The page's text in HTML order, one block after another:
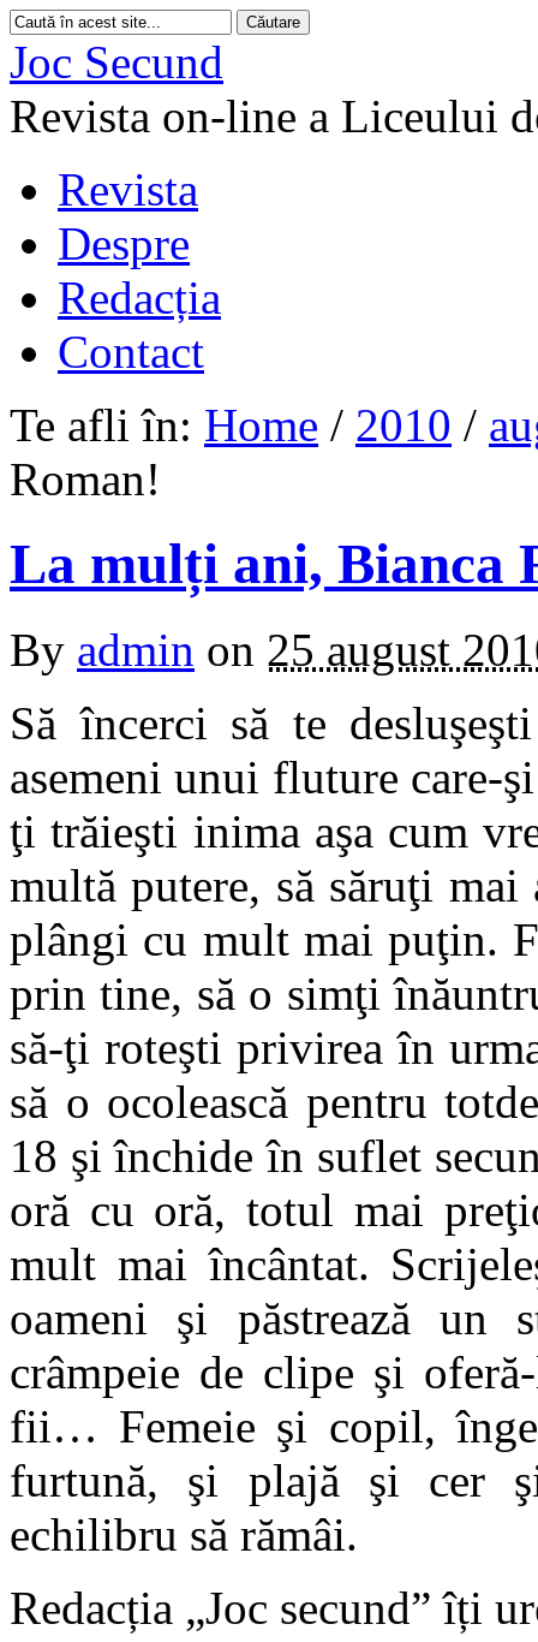
Joc Secund
Revista on-line a Liceului
Revista
Despre
Redacția
Contact
Te afli în: Home / 2010 /
Roman!
La mulți ani, Bianca
By admin on 25 august
Să încerci să te
asemeni unui fluture care-
ţi trăieşti inima aşa cum
multă putere, să săruţi
plângi cu mult mai puţin.
prin tine, să o simţi
să-ţi roteşti privirea în
să o ocolească pentru
18 şi închide în suflet
oră cu oră, totul mai
mult mai încântat.
oameni şi păstrează un
crâmpeie de clipe şi
fii… Femeie şi copil,
furtună, şi plajă şi cer
echilibru să rămâi.
Redacția „Joc secund” îți